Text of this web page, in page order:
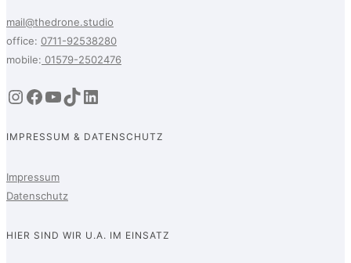
mail@thedrone.studio
office: 0711-92538280
mobile: 01579-2502476
Instagram
Facebook
YouTube
TikTok
LinkedIn
IMPRESSUM & DATENSCHUTZ
Impressum
Datenschutz
HIER SIND WIR U.A. IM EINSATZ